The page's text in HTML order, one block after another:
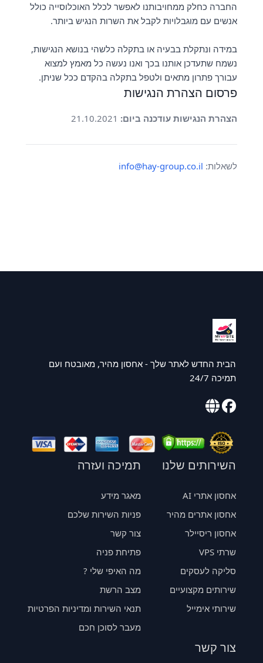
החברה כחלק ממחויבותנו לאפשר לכלל האוכלוסייה כולל
אנשים עם מוגבלויות לקבל את השרות הנגיש ביותר.
במידה ונתקלת בבעיה או בתקלה כלשהי בנושא הנגישות,
נשמח שתעדכן אותנו בכך ואנו נעשה כל מאמץ למצוא
עבורך פתרון מתאים ולטפל בתקלה בהקדם ככל שניתן.
פרסום הצהרת הנגישות
הצהרת הנגישות עודכנה ביום:
לשאלות: info@hay-group.co.il
הבית החדש לאתר שלך - אחסון מהיר, מאובטח ועם
תמיכה 24/7
השירותים שלנו
אחסון אתרי AI
אחסון אתרים מהיר
אחסון ריסיילר
שרתי VPS
סליקה לעסקים
שירותים מקצועיים
שירותי אימייל
תמיכה ועזרה
מאגר מידע
פניות השירות שלכם
צור קשר
פתיחת פניה
מה האיפי שלי ?
מצב הרשת
תנאי השירות ומדיניות הפרטיות
מעבר לסוכן חכם
צור קשר